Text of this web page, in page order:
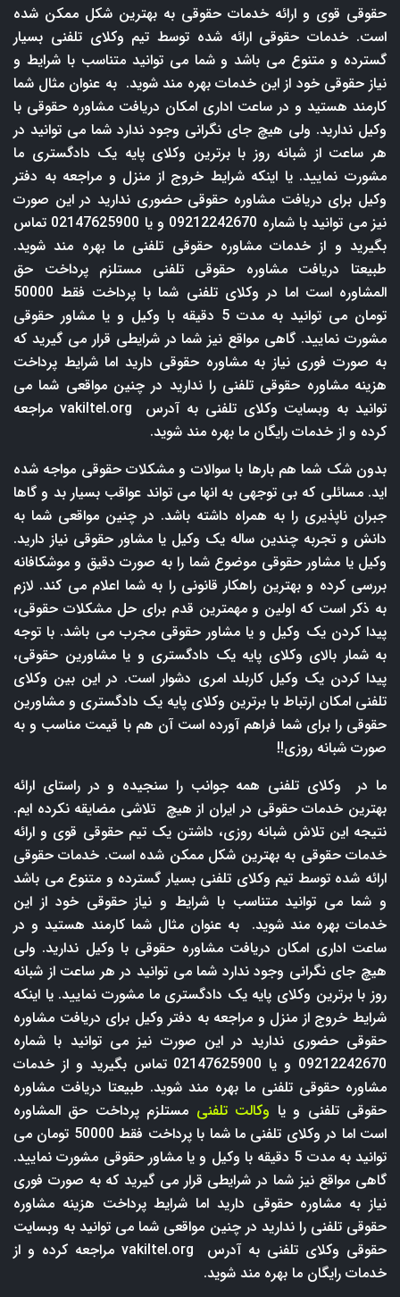
حقوقی قوی و ارائه خدمات حقوقی به بهترین شکل ممکن شده
است. خدمات حقوقی ارائه شده توسط تیم وکلای تلفنی بسیار
گسترده و متنوع می باشد و شما می توانید متناسب با شرایط و
نیاز حقوقی خود از این خدمات بهره مند شوید. به عنوان مثال شما
کارمند هستید و در ساعت اداری امکان دریافت مشاوره حقوقی با
وکیل ندارید. ولی هیچ جای نگرانی وجود ندارد شما می توانید در
هر ساعت از شبانه روز با برترین وکلای پایه یک دادگستری ما
مشورت نمایید. یا اینکه شرایط خروج از منزل و مراجعه به دفتر
وکیل برای دریافت مشاوره حقوقی حضوری ندارید در این صورت
نیز می توانید با شماره 09212242670 و یا 02147625900 تماس
بگیرید و از خدمات مشاوره حقوقی تلفنی ما بهره مند شوید.
طبیعتا دریافت مشاوره حقوقی تلفنی مستلزم پرداخت حق
المشاوره است اما در وکلای تلفنی شما با پرداخت فقط 50000
تومان می توانید به مدت 5 دقیقه با وکیل و یا مشاور حقوقی
مشورت نمایید. گاهی مواقع نیز شما در شرایطی قرار می گیرید که
به صورت فوری نیاز به مشاوره حقوقی دارید اما شرایط پرداخت
هزینه مشاوره حقوقی تلفنی را ندارید در چنین مواقعی شما می
توانید به وبسایت وکلای تلفنی به آدرس
vakiltel.org مراجعه
کرده و از خدمات رایگان ما بهره مند شوید.
بدون شک شما هم بارها با سوالات و مشکلات حقوقی مواجه شده
اید. مسائلی که بی توجهی به انها می تواند عواقب بسیار بد و گاها
جبران ناپذیری را به همراه داشته باشد. در چنین مواقعی شما به
دانش و تجربه چندین ساله یک وکیل یا مشاور حقوقی نیاز دارید.
وکیل یا مشاور حقوقی موضوع شما را به صورت دقیق و موشکافانه
بررسی کرده و بهترین راهکار قانونی را به شما اعلام می کند. لازم
به ذکر است که اولین و مهمترین قدم برای حل مشکلات حقوقی،
پیدا کردن یک وکیل و یا مشاور حقوقی مجرب می باشد. با توجه
به شمار بالای وکلای پایه یک دادگستری و یا مشاورین حقوقی،
پیدا کردن یک وکیل کاربلد امری دشوار است. در این بین وکلای
تلفنی امکان ارتباط با برترین وکلای پایه یک دادگستری و مشاورین
حقوقی را برای شما فراهم آورده است آن هم با قیمت مناسب و به
صورت شبانه روزی!!
ما در وکلای تلفنی همه جوانب را سنجیده و در راستای ارائه
بهترین خدمات حقوقی در ایران از هیچ تلاشی مضایقه نکرده ایم.
نتیجه این تلاش شبانه روزی، داشتن یک تیم حقوقی قوی و ارائه
خدمات حقوقی به بهترین شکل ممکن شده است. خدمات حقوقی
ارائه شده توسط تیم وکلای تلفنی بسیار گسترده و متنوع می باشد
و شما می توانید متناسب با شرایط و نیاز حقوقی خود از این
خدمات بهره مند شوید. به عنوان مثال شما کارمند هستید و در
ساعت اداری امکان دریافت مشاوره حقوقی با وکیل ندارید. ولی
هیچ جای نگرانی وجود ندارد شما می توانید در هر ساعت از شبانه
روز با برترین وکلای پایه یک دادگستری ما مشورت نمایید. یا اینکه
شرایط خروج از منزل و مراجعه به دفتر وکیل برای دریافت مشاوره
حقوقی حضوری ندارید در این صورت نیز می توانید با شماره
09212242670 و یا 02147625900 تماس بگیرید و از خدمات
مشاوره حقوقی تلفنی ما بهره مند شوید. طبیعتا دریافت مشاوره
حقوقی تلفنی و یا وکالت تلفنی مستلزم پرداخت حق المشاوره
است اما در وکلای تلفنی ما شما با پرداخت فقط 50000 تومان می
توانید به مدت 5 دقیقه با وکیل و یا مشاور حقوقی مشورت نمایید.
گاهی مواقع نیز شما در شرایطی قرار می گیرید که به صورت فوری
نیاز به مشاوره حقوقی دارید اما شرایط پرداخت هزینه مشاوره
حقوقی تلفنی را ندارید در چنین مواقعی شما می توانید به وبسایت
حقوقی وکلای تلفنی به آدرس
vakiltel.org مراجعه کرده و از
خدمات رایگان ما بهره مند شوید.